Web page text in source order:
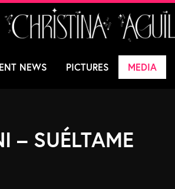
NEWS PICTURES MEDIA
– SUÉLTAME